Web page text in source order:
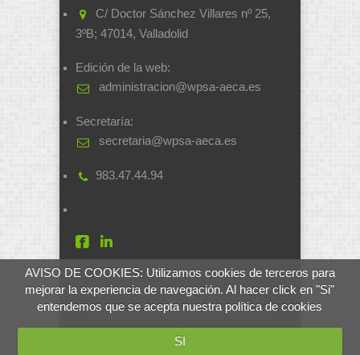
AVISO DE COOKIES: Utilizamos cookies de terceros para
mejorar la experiencia de navegación. Al hacer click en "Si"
entendemos que se acepta nuestra política de cookies
SI
C/ Doctor Sánchez Villares nº 25,
3ºB; 47014, Valladolid
Edición de la web:
administracion@wpsa-aeca.es
Secretaría:
secretaria@wpsa-aeca.es
983.47.44.94
AECA - Asociación Española de
Ciencia Avícola | WPSA - World's
Poultry Science Association
Desarrollado por